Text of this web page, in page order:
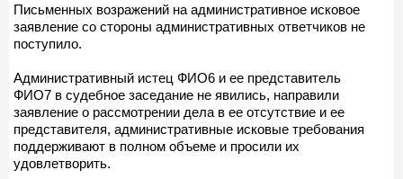
Письменных возражений на административное исковое
заявление со стороны административных ответчиков не
поступило.
Административный истец ФИО6 и ее представитель
ФИО7 в судебное заседание не явились, направили
заявление о рассмотрении дела в ее отсутствие и ее
представителя, административные исковые требования
поддерживают в полном объеме и просили их
удовлетворить.